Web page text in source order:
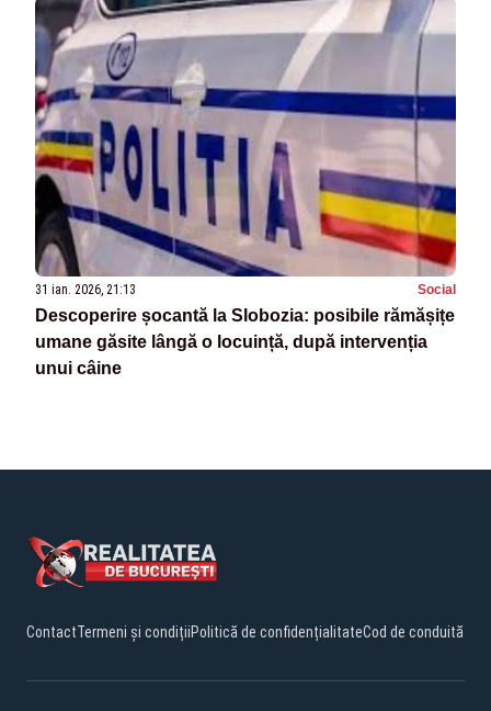
31 ian. 2026, 21:13 Social
Descoperire șocantă la Slobozia: posibile rămășițe
umane găsite lângă o locuință, după intervenția
unui câine
ContactTermeni și condițiiPolitică de confidențialitateCod de conduită